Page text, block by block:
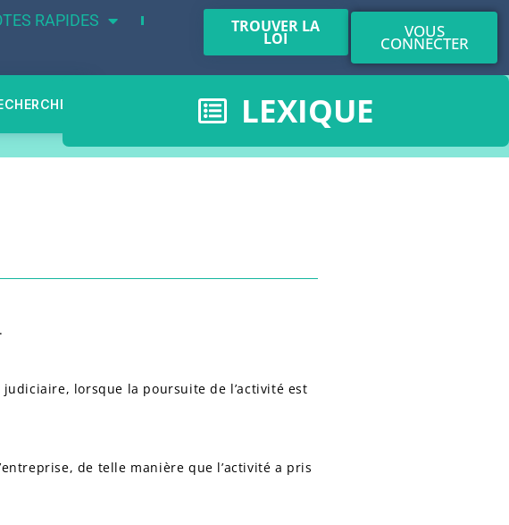
RAPIDES
TROUVER LA
LOI VOUS
CONNECTER
LEXIQUE
.
lorsque la poursuite de l’activité est
de telle manière que l’activité a pris